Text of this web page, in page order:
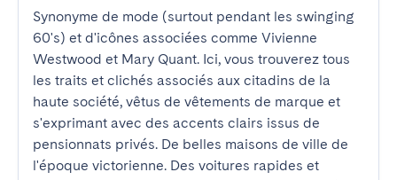
Synonyme de mode (surtout pendant les swinging
60's) et d'icônes associées comme Vivienne
Westwood et Mary Quant. Ici, vous trouverez tous
les traits et clichés associés aux citadins de la
haute société, vêtus de vêtements de marque et
s'exprimant avec des accents clairs issus de
pensionnats privés. De belles maisons de ville de
l'époque victorienne. Des voitures rapides et